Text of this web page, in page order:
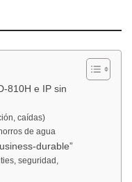
810H e IP sin
caídas)
de agua
durable”
seguridad,